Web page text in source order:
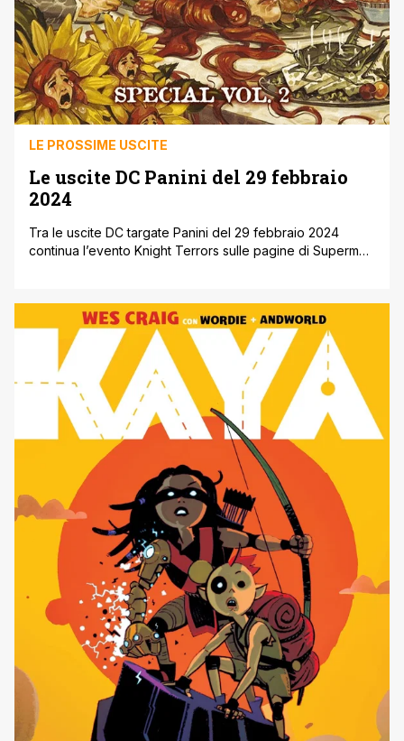
LE PROSSIME USCITE
Le uscite DC Panini del 29 febbraio
2024
Tra le uscite DC targate Panini del 29 febbraio 2024
continua l’evento Knight Terrors sulle pagine di Superman
particolare quelle dedicate alle anti-eroine di Gotham City:
Catwoman, Harley Quinn, Poison Ivy e Punchline. Inoltre
Mark Waid e Dan [']